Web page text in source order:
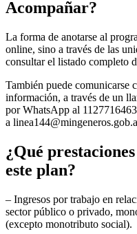
Acompañar?
La forma de anotarse al
online, sino a través de las
consultar el listado completo
También puede comunicarse
información, a través de un
por WhatsApp al
a
¿Qué
este plan?
– Ingresos por trabajo en
sector público o privado,
(excepto monotributo social).